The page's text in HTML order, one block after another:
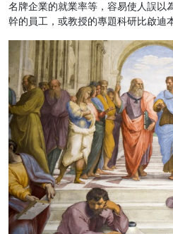
名牌企業的就業率等，容易使人誤以
幹的員工，或教授的專題科研比啟迪